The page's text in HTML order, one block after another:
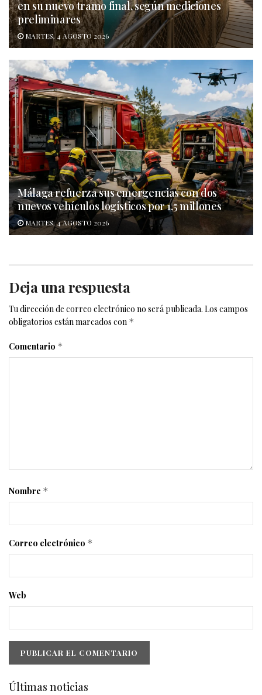
en su nuevo tramo final, según mediciones
preliminares
MARTES, 4 AGOSTO 2026
Málaga refuerza sus emergencias con dos
nuevos vehículos logísticos por 1,5 millones
MARTES, 4 AGOSTO 2026
Deja una respuesta
Tu dirección de correo electrónico no será publicada. Los campos
obligatorios están marcados con *
Comentario *
Nombre *
Correo electrónico *
Web
Últimas noticias